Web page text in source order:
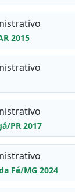
2015
PR 2017
Fé/MG 2024